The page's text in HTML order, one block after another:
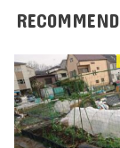
RECOMMEND